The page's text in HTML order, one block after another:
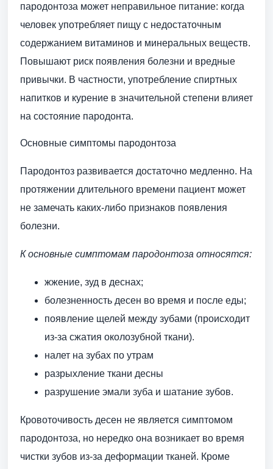
пародонтоза может неправильное питание: когда
человек употребляет пищу с недостаточным
содержанием витаминов и минеральных веществ.
Повышают риск появления болезни и вредные
привычки. В частности, употребление спиртных
напитков и курение в значительной степени влияет
на состояние пародонта.
Основные симптомы пародонтоза
Пародонтоз развивается достаточно медленно. На
протяжении длительного времени пациент может
не замечать каких-либо признаков появления
болезни.
К основные симптомам пародонтоза относятся:
жжение, зуд в деснах;
болезненность десен во время и после еды;
появление щелей между зубами (происходит
из-за сжатия околозубной ткани).
налет на зубах по утрам
разрыхление ткани десны
разрушение эмали зуба и шатание зубов.
Кровоточивость десен не является симптомом
пародонтоза, но нередко она возникает во время
чистки зубов из-за деформации тканей. Кроме